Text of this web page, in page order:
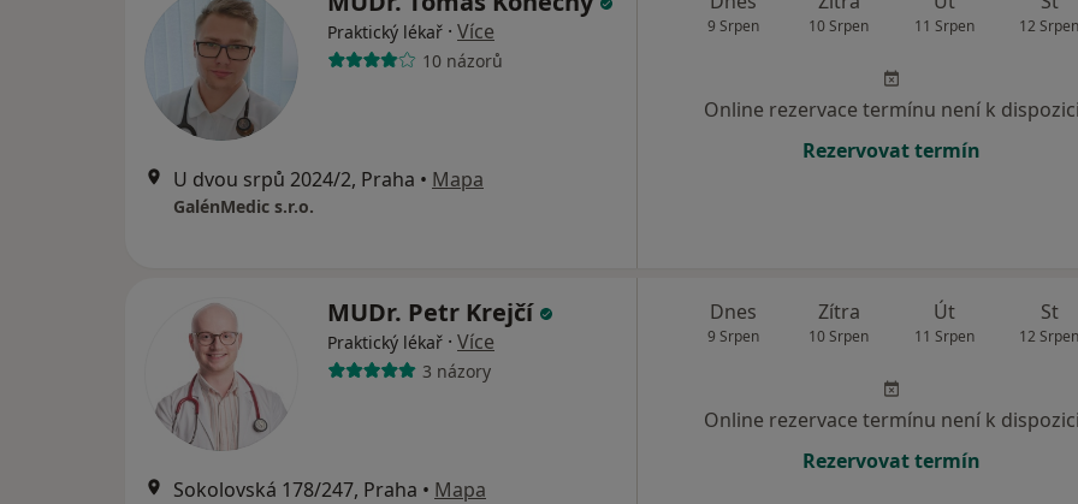
Praktický lékař · Více
10 názorů
U dvou srpů 2024/2, Praha • Mapa
GalénMedic s.r.o.
9 Srpen 10 Srpen 11 Srpen 12 Srpen
Online rezervace termínu není k dispozici
Rezervovat termín
MUDr. Petr Krejčí
Praktický lékař · Více
3 názory
Sokolovská 178/247, Praha • Mapa
Dnes
9 Srpen
Zítra
10 Srpen
Út
11 Srpen
St
12 Srpen
Online rezervace termínu není k dispozici
Rezervovat termín